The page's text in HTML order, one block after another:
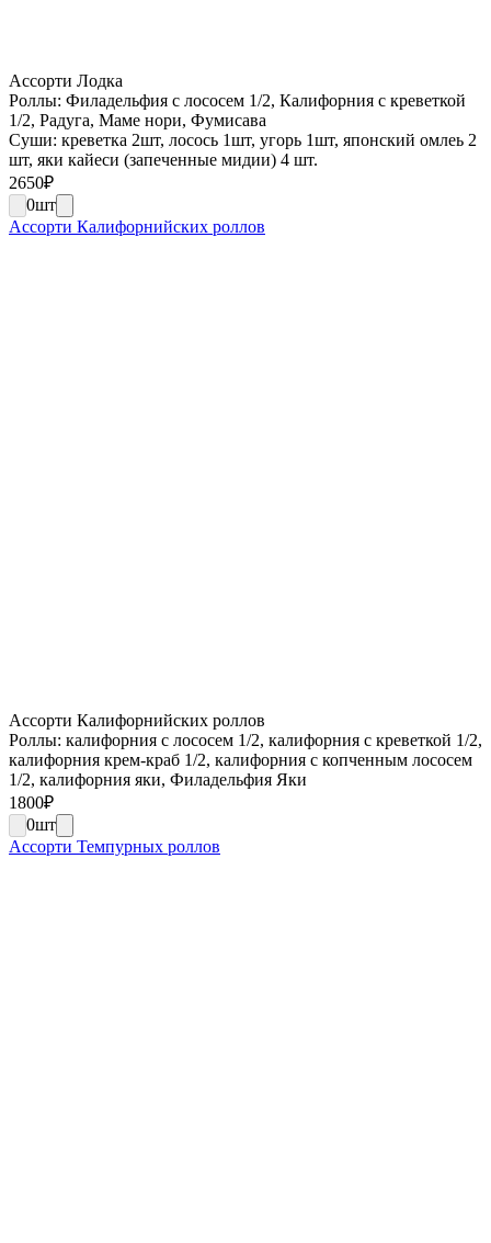
Ассорти Лодка
Роллы: Филадельфия с лососем 1/2, Калифорния с креветкой
1/2, Радуга, Маме нори, Фумисава
Суши: креветка 2шт, лосось 1шт, угорь 1шт, японский омлеь 2
шт, яки кайеси (запеченные мидии) 4 шт.
2650₽
0шт
Ассорти Калифорнийских роллов
Ассорти Калифорнийских роллов
Роллы: калифорния с лососем 1/2, калифорния с креветкой 1/2,
калифорния крем-краб 1/2, калифорния с копченным лососем
1/2, калифорния яки, Филадельфия Яки
1800₽
0шт
Ассорти Темпурных роллов